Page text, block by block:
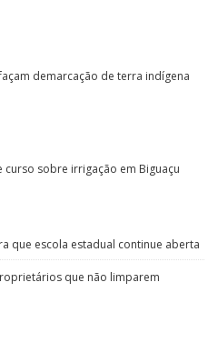
demarcação de terra indígena
sobre irrigação em Biguaçu
que escola estadual continue aberta
que não limparem